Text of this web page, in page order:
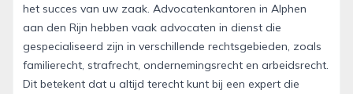
het succes van uw zaak. Advocatenkantoren in Alphen
aan den Rijn hebben vaak advocaten in dienst die
gespecialiseerd zijn in verschillende rechtsgebieden, zoals
familierecht, strafrecht, ondernemingsrecht en arbeidsrecht.
Dit betekent dat u altijd terecht kunt bij een expert die